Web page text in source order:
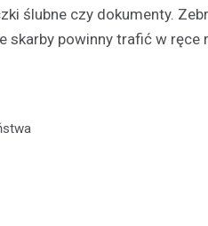
ślubne czy dokumenty.
skarby powinny trafić w ręce